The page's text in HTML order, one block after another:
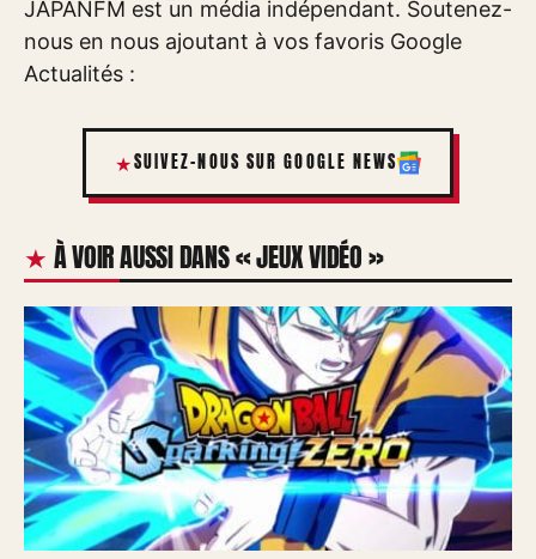
JAPANFM est un média indépendant. Soutenez-
nous en nous ajoutant à vos favoris Google
Actualités :
SUIVEZ-NOUS SUR GOOGLE NEWS
À VOIR AUSSI DANS « JEUX VIDÉO »